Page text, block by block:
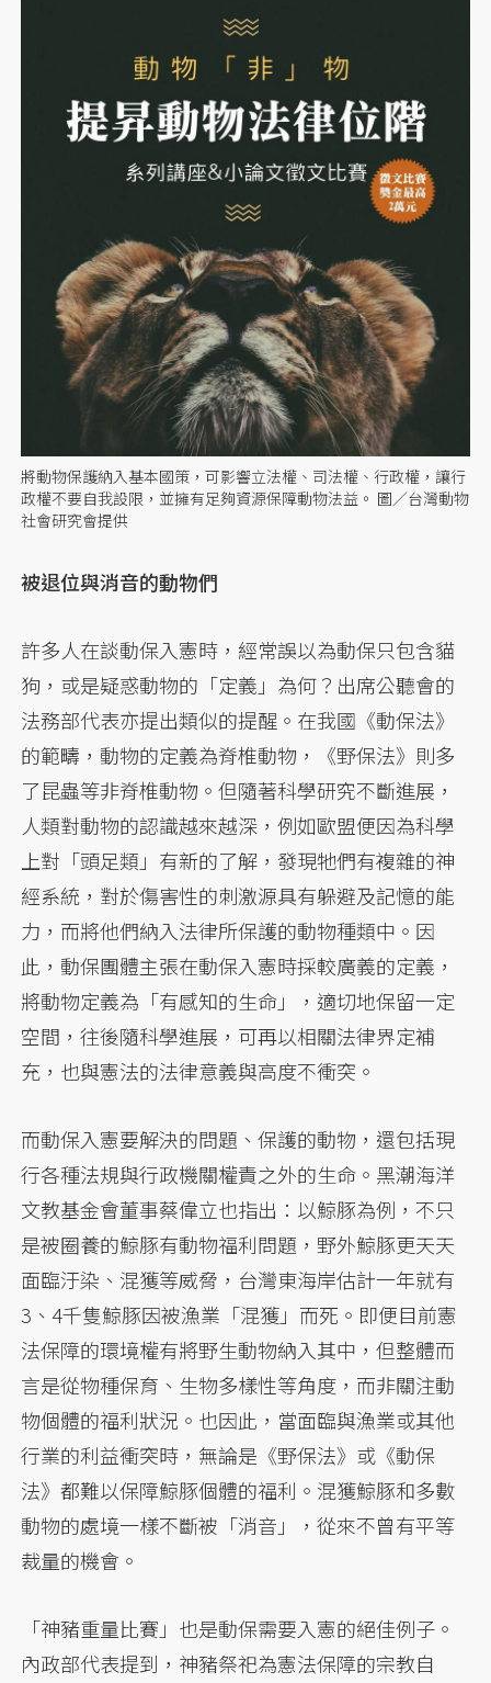
將動物保護納入基本國策，可影響立法權、司法權、行政權，讓行
政權不要自我設限，並擁有足夠資源保障動物法益。 圖／台灣動物
社會研究會提供
被退位與消音的動物們
許多人在談動保入憲時，經常誤以為動保只包含貓
狗，或是疑惑動物的「定義」為何？出席公聽會的
法務部代表亦提出類似的提醒。在我國《動保法》
的範疇，動物的定義為脊椎動物，《野保法》則多
了昆蟲等非脊椎動物。但隨著科學研究不斷進展，
人類對動物的認識越來越深，例如歐盟便因為科學
上對「頭足類」有新的了解，發現牠們有複雜的神
經系統，對於傷害性的刺激源具有躲避及記憶的能
力，而將他們納入法律所保護的動物種類中。因
此，動保團體主張在動保入憲時採較廣義的定義，
將動物定義為「有感知的生命」，適切地保留一定
空間，往後隨科學進展，可再以相關法律界定補
充，也與憲法的法律意義與高度不衝突。
而動保入憲要解決的問題、保護的動物，還包括現
行各種法規與行政機關權責之外的生命。黑潮海洋
文教基金會董事蔡偉立也指出：以鯨豚為例，不只
是被圈養的鯨豚有動物福利問題，野外鯨豚更天天
面臨汙染、混獲等威脅，台灣東海岸估計一年就有
3、4千隻鯨豚因被漁業「混獲」而死。即便目前憲
法保障的環境權有將野生動物納入其中，但整體而
言是從物種保育、生物多樣性等角度，而非關注動
物個體的福利狀況。也因此，當面臨與漁業或其他
行業的利益衝突時，無論是《野保法》或《動保
法》都難以保障鯨豚個體的福利。混獲鯨豚和多數
動物的處境一樣不斷被「消音」，從來不曾有平等
裁量的機會。
「神豬重量比賽」也是動保需要入憲的絕佳例子。
內政部代表提到，神豬祭祀為憲法保障的宗教自